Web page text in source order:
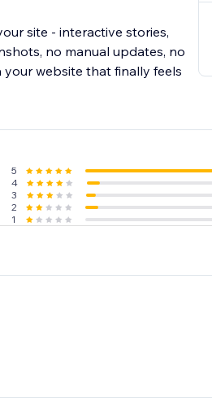
site - interactive stories,
no manual updates, no
website that finally feels
5
4
3
2
1